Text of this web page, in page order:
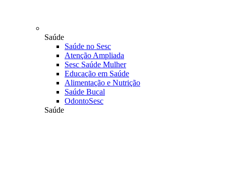
Saúde
Saúde no Sesc
Atenção Ampliada
Sesc Saúde Mulher
Educação em Saúde
Alimentação e Nutrição
Saúde Bucal
OdontoSesc
Saúde